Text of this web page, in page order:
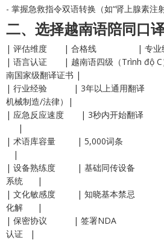
- 掌握急救指令双语转换（如“肾上腺素注
二、选择越南语陪同口
| 评估维度 | 合格线 | 专
| 语言认证 | 越南语四级（Trình độ
南国家级翻译证书 |
| 行业经验 | 3年以上通用翻译 |
机械制造/法律）|
| 应急反应速度 | 3秒内开始翻
|
| 术语库容量 | 5,000词条 |
|
| 设备熟练度 | 基础同传设备 |
系统 |
| 文化敏感度 | 知晓基本禁忌 |
化解 |
| 保密协议 | 签署NDA | 通过
认证 |